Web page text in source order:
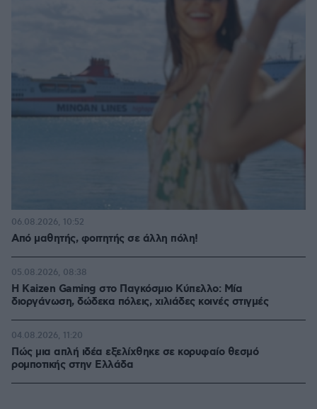
Από μαθητής, φοιτητής σε άλλη πόλη!
06.08.2026, 10:52
H Kaizen Gaming στο Παγκόσμιο Kύπελλο: Μία
διοργάνωση, δώδεκα πόλεις, χιλιάδες κοινές στιγμές
05.08.2026, 08:38
Πώς μια απλή ιδέα εξελίχθηκε σε κορυφαίο θεσμό
ρομποτικής στην Ελλάδα
04.08.2026, 11:20